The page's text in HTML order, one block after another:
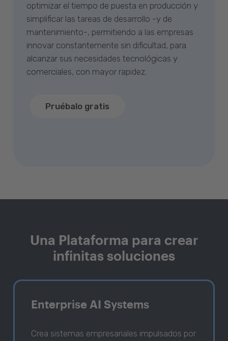
optimizar el tiempo de puesta en producción y
simplificar las tareas de desarrollo -y de
mantenimiento-, permitiendo a las empresas
innovar constantemente sin dificultad, para
alcanzar sus necesidades tecnológicas y
comerciales, con mayor rapidez.
Pruébalo gratis
Una Plataforma para crear
infinitas soluciones
Enterprise AI Systems
Crea sistemas empresariales impulsados por